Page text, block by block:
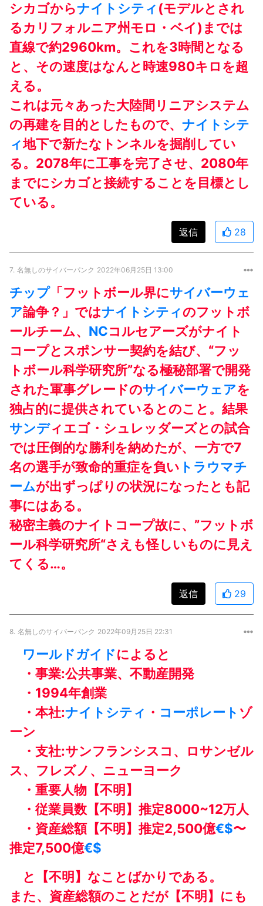
シカゴからナイトシティ (モデルとされ
るカリフォルニア州モロ・ベイ)までは
直線で約2960km。これを3時間となる
と、その速度はなんと時速980キロを超
える。
これは元々あった大陸間リニアシステム
の再建を目的としたもので、 ナイトシテ
ィ地下で新たなトンネルを掘削してい
る。2078年に工事を完了させ、2080年
までにシカゴと接続することを目標とし
ている。
返信 28
7. 名無しのサイバーパンク 2022年06月25日 13:00
チップ「フットボール界にサイバーウェ
ア論争？」ではナイトシティのフットボ
ールチーム、 NCコルセアーズがナイト
コープとスポンサー契約を結び、“フッ
トボール科学研究所”なる極秘部署で開発
された軍事グレードのサイバーウェアを
独占的に提供されているとのこと。結果
サンディエゴ・シュレッダーズとの試合
では圧倒的な勝利を納めたが、一方で7
名の選手が致命的重症を負い トラウマチ
ームが出ずっぱりの状況になったとも記
事にはある。
秘密主義のナイトコープ故に、”フットボ
ール科学研究所“さえも怪しいものに見え
てくる…。
返信 29
8. 名無しのサイバーパンク 2022年09月25日 22:31
ワールドガイドによると
・事業:公共事業、不動産開発
・1994年創業
・本社:ナイトシティ ・ コーポレート ゾ
ーン
・支社:サンフランシスコ、ロサンゼル
ス、フレズノ、ニューヨーク
・重要人物【不明】
・従業員数【不明】推定8000~12万人
・資産総額【不明】推定2,500億€$〜
推定7,500億€$
と【不明】なことばかりである。
また、資産総額のことだが【不明】にも